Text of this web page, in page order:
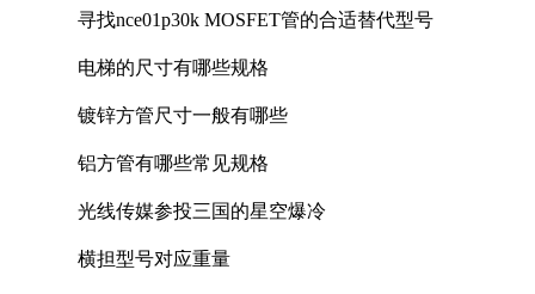
寻找nce01p30k MOSFET管的合适替代型号
电梯的尺寸有哪些规格
镀锌方管尺寸一般有哪些
铝方管有哪些常见规格
光线传媒参投三国的星空爆冷
横担型号对应重量